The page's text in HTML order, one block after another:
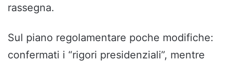
rassegna.
Sul piano regolamentare poche modifiche:
confermati i “rigori presidenziali”, mentre